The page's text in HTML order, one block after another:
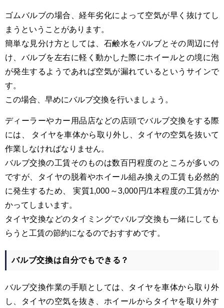
ゴムバルブの場合、経年劣化によって空気が早く抜けてし
まうということがあります。
簡単な見分け方としては、石鹸水をバルブとその周辺に付
け、バルブを左右に軽く動かした際にホイールとの境に泡
が発生するようであれば空気が漏れているというサインで
す。
この場合、早めにバルブ交換を行いましょう。
ディーラーやカー用品店などの店頭でバルブ交換をする際
には、 タイヤを車体から取り外し、タイヤの空気を抜いて
作業しなければなりません。
バルブ交換の工賃そのものは数百円程度のところが多いの
ですが、タイヤの脱着やホイール組み換えの工賃も必然的
に発生するため、 実質1,000 ～3,000円/1本程度の工賃がか
かってしまいます。
タイヤ交換などのタイミングでバルブ交換も一緒にしても
らうと 工賃の節約になるのでおすすめです。
バルブ交換は自分でもできる？
バルブ交換作業の手順としては、タイヤを車体から取り外
し、タイヤの空気を抜き、 ホイールからタイヤを取り外す